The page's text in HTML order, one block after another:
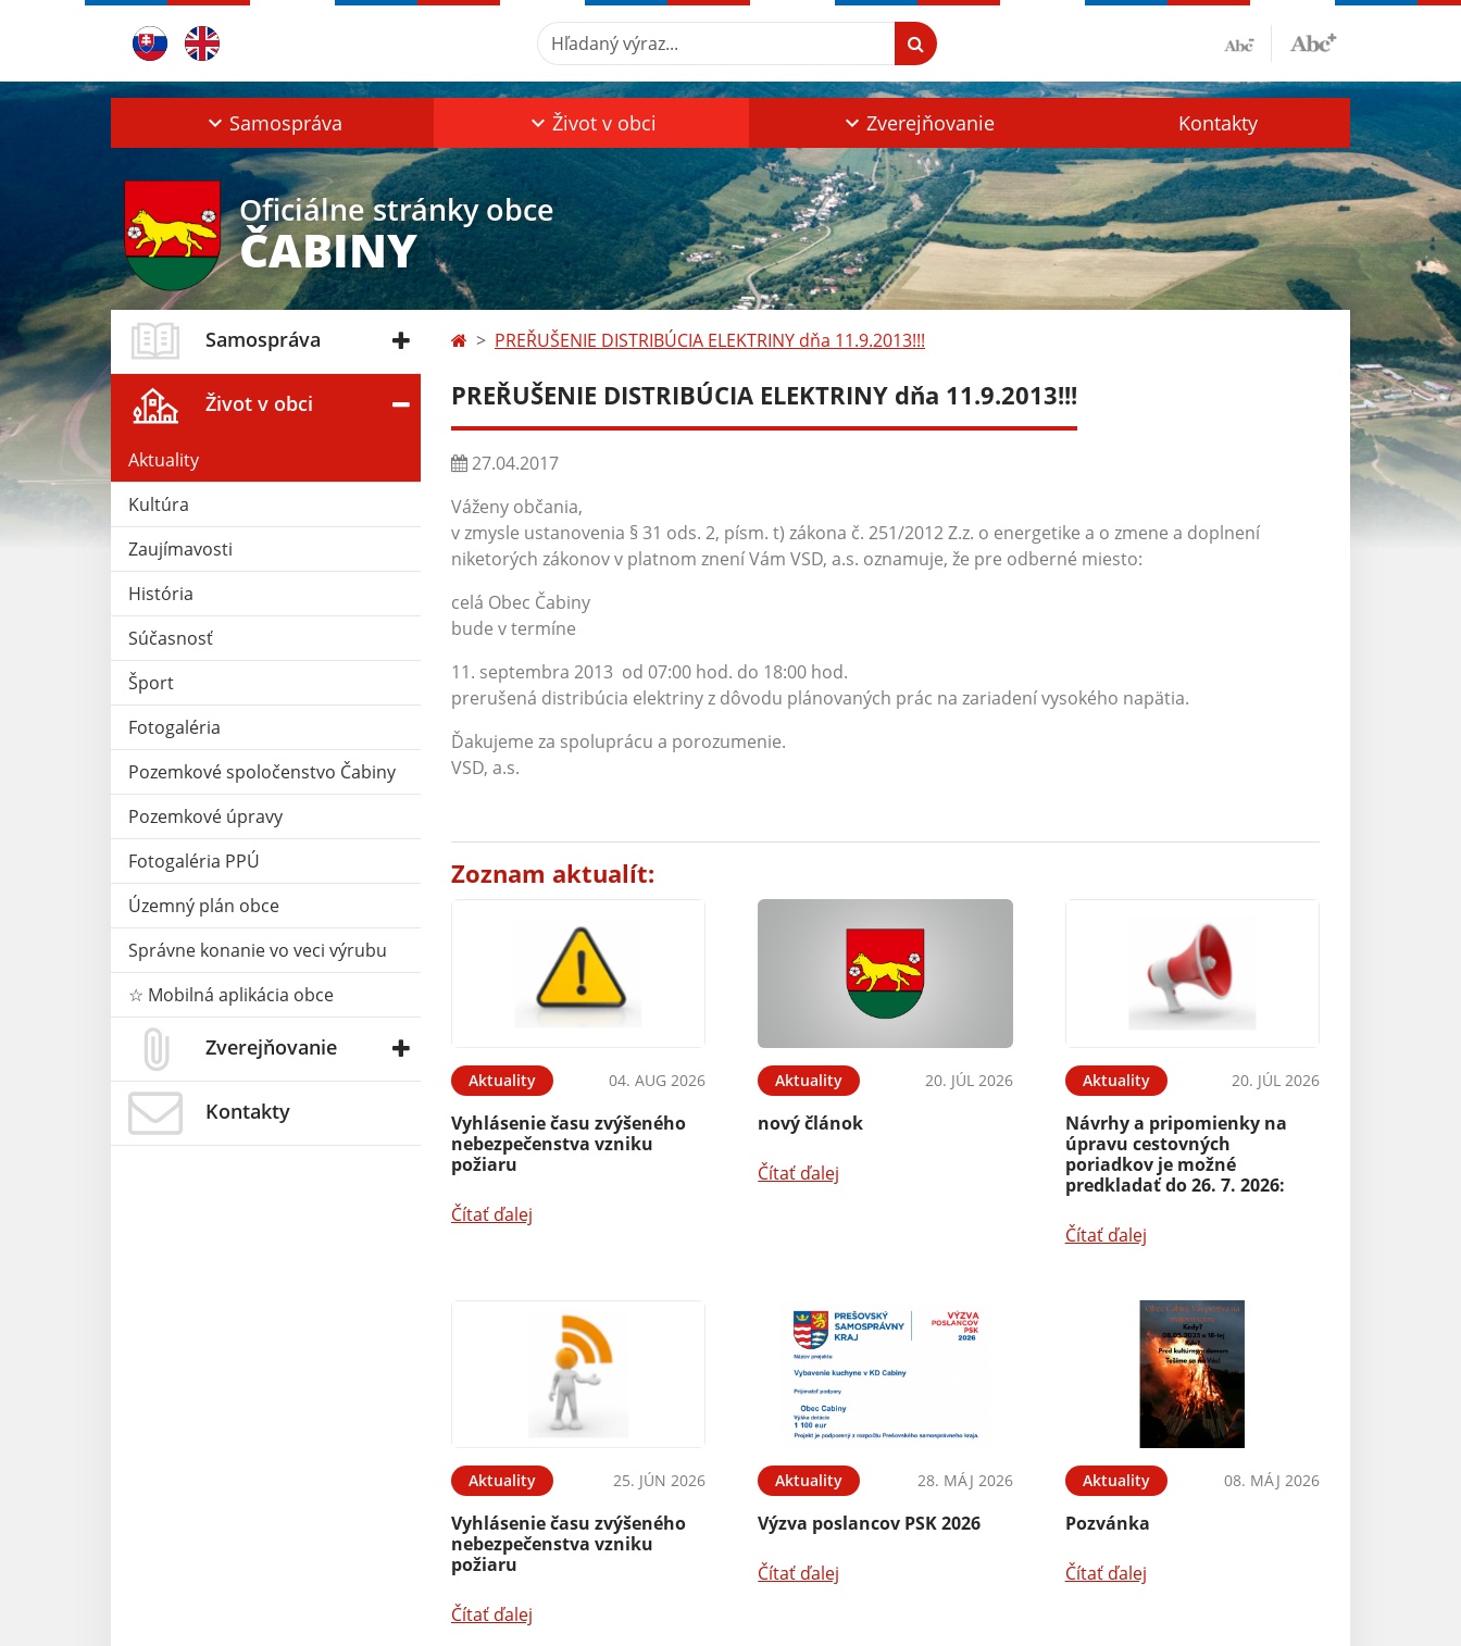
Hľadaný výraz...
Samospráva Život v obci Zverejňovanie Kontakty
Oficiálne stránky obce
ČABINY
Samospráva
Život v obci
Aktuality
Kultúra
Zaujímavosti
História
Súčasnosť
Šport
Fotogaléria
Pozemkové spoločenstvo Čabiny
Pozemkové úpravy
Fotogaléria PPÚ
Územný plán obce
Správne konanie vo veci výrubu
☆ Mobilná aplikácia obce
Zverejňovanie
Kontakty
PREŘUŠENIE DISTRIBÚCIA ELEKTRINY dňa 11.9.2013!!!
PREŘUŠENIE DISTRIBÚCIA ELEKTRINY dňa 11.9.2013!!!
27.04.2017
Váženy občania,
v zmysle ustanovenia § 31 ods. 2, písm. t) zákona č. 251/2012 Z.z. o energetike a o zmene a doplnení
niketorých zákonov v platnom znení Vám VSD, a.s. oznamuje, že pre odberné miesto:
celá Obec Čabiny
bude v termíne
11. septembra 2013 od 07:00 hod. do 18:00 hod.
prerušená distribúcia elektriny z dôvodu plánovaných prác na zariadení vysokého napätia.
Ďakujeme za spoluprácu a porozumenie.
VSD, a.s.
Zoznam aktualít:
Aktuality 04. AUG 2026
Vyhlásenie času zvýšeného
nebezpečenstva vzniku
požiaru
Čítať ďalej
Aktuality 20. JÚL 2026
nový článok
Čítať ďalej
Aktuality 20. JÚL 2026
Návrhy a pripomienky na
úpravu cestovných
poriadkov je možné
predkladať do 26. 7. 2026:
Čítať ďalej
Aktuality 25. JÚN 2026
Vyhlásenie času zvýšeného
nebezpečenstva vzniku
požiaru
Čítať ďalej
Aktuality 28. MÁJ 2026
Výzva poslancov PSK 2026
Čítať ďalej
Aktuality 08. MÁJ 2026
Pozvánka
Čítať ďalej